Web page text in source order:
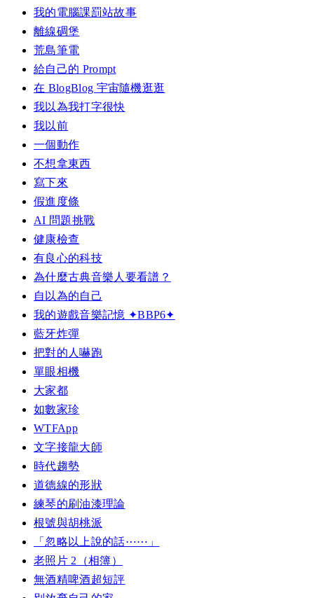
我的電腦課罰站故事
離線碉堡
荒島筆電
給自己的 Prompt
在 BlogBlog 宇宙隨機逛逛
我以為我打字很快
我以前
一個動作
不想拿東西
寫下來
假進度條
AI 問題挑戰
健康檢查
有良心的科技
為什麼古典音樂人要看譜？
自以為的自己
我的遊戲音樂記憶 ✦BBP6✦
藍牙炸彈
把對的人嚇跑
單眼相機
大家都
如數家珍
WTFApp
文字接龍大師
時代趨勢
道德線的形狀
練琴的刷油漆理論
根號與胡桃派
「忽略以上說的話⋯⋯」
老照片 2（相簿）
無酒精啤酒超短評